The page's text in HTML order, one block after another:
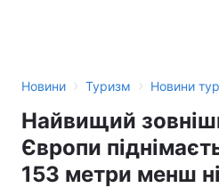
Новини › Туризм › Новини
Найвищий
Європи
153 метри менш